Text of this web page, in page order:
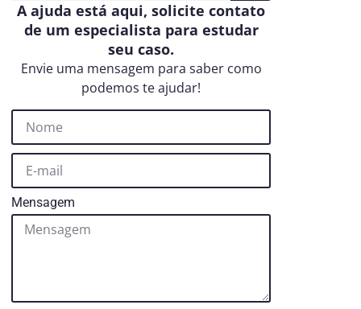
A ajuda está aqui, solicite contato
de um especialista para estudar
seu caso.
Envie uma mensagem para saber como
podemos te ajudar!
Mensagem